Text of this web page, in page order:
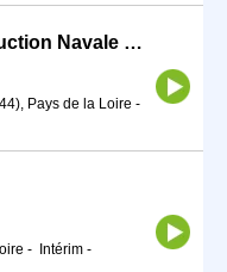
Technicien Méthodes Construction Navale H/F (H/F)
Pays de la Loire -
- Intérim -